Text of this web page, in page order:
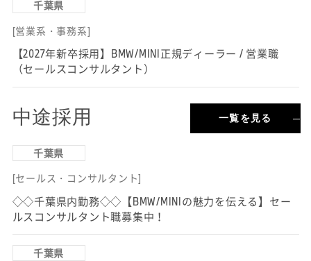
千葉県
[営業系・事務系]
【2027年新卒採用】BMW/MINI正規ディーラー / 営業職
（セールスコンサルタント）
中途採用 一覧を見る
千葉県
[セールス・コンサルタント]
◇◇千葉県内勤務◇◇【BMW/MINIの魅力を伝える】セー
ルスコンサルタント職募集中！
千葉県